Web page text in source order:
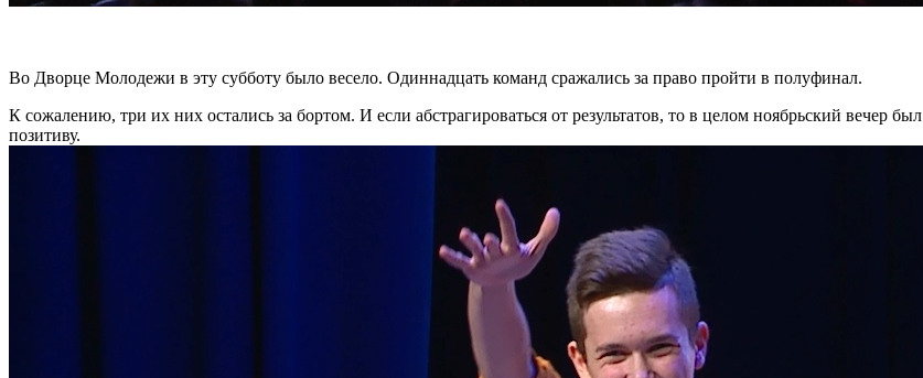
Во Дворце Молодежи в эту субботу было весело. Одиннадцать команд сражались за право пройти в полуфинал.
К сожалению, три их них остались за бортом. И если абстрагироваться от результатов, то в целом ноябрьский вечер
позитиву.